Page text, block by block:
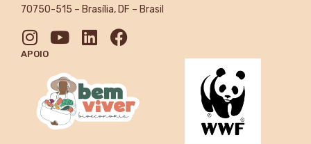
70750-515 – Brasília, DF – Brasil
APOIO